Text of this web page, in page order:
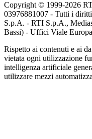
Copyright © 1999-2026
03976881007 - Tutti i
S.p.A. - RTI S.p.A.,
Bassi) - Uffici Viale
Rispetto ai contenuti e ai
vietata ogni utilizzazione
intelligenza artificiale
utilizzare mezzi